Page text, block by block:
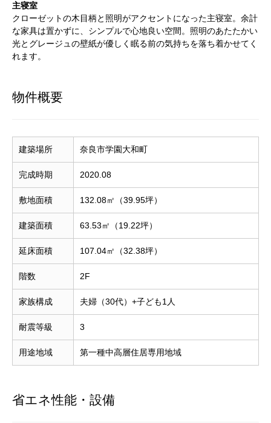
主寝室
クローゼットの木目柄と照明がアクセントになった主寝室。余計
な家具は置かずに、シンプルで心地良い空間。照明のあたたかい
光とグレージュの壁紙が優しく眠る前の気持ちを落ち着かせてく
れます。
物件概要
建築場所 奈良市学園大和町
完成時期 2020.08
敷地面積 132.08㎡（39.95坪）
建築面積 63.53㎡（19.22坪）
延床面積 107.04㎡（32.38坪）
階数 2F
家族構成 夫婦（30代）+子ども1人
耐震等級 3
用途地域 第一種中高層住居専用地域
省エネ性能・設備